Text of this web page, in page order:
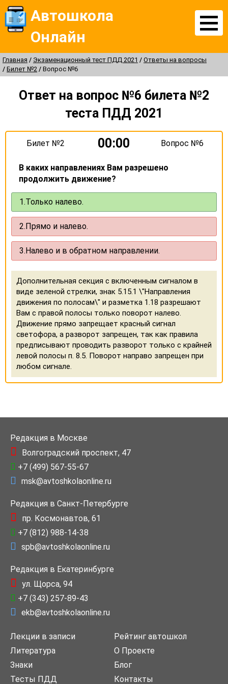
Автошкола
Онлайн
Главная Экзаменационный тест ПДД 2021
Ответы на вопросы
Билет №2
Вопрос №6
Ответ на вопрос №6 билета №2
теста ПДД 2021
Билет №2 00:00 Вопрос №6
В каких направлениях Вам разрешено
продолжить движение?
1.Только налево.
2.Прямо и налево.
3.Налево и в обратном направлении.
Дополнительная секция с включенным сигналом в
виде зеленой стрелки, знак 5.15.1 \"Направления
движения по полосам\" и разметка 1.18 разрешают
Вам с правой полосы только поворот налево.
Движение прямо запрещает красный сигнал
светофора, а разворот запрещен, так как правила
предписывают проводить разворот только с крайней
левой полосы п. 8.5. Поворот направо запрещен при
любом сигнале.
Редакция в Москве
Волгоградский проспект, 47
+7 (499) 567-55-67
msk@avtoshkolaonline.ru
Редакция в Санкт-Петербурге
пр. Космонавтов, 61
+7 (812) 988-14-38
spb@avtoshkolaonline.ru
Редакция в Екатеринбурге
ул. Щорса, 94
+7 (343) 257-89-43
ekb@avtoshkolaonline.ru
Лекции в записи
Литература
Знаки
Тесты ПДД
Рейтинг автошкол
О Проекте
Блог
Контакты